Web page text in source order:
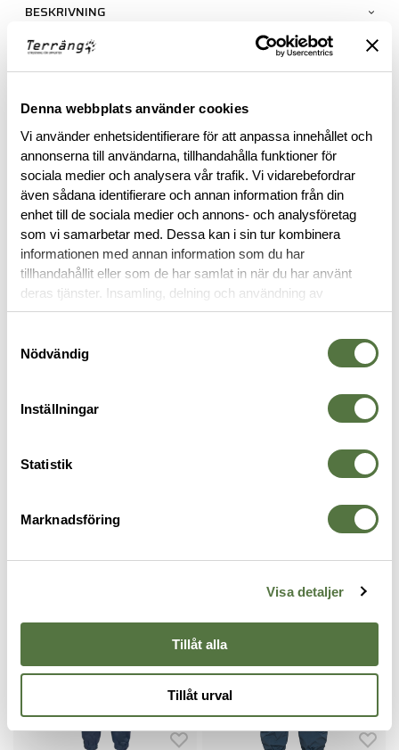
Denna webbplats använder cookies
Vi använder enhetsidentifierare för att anpassa innehållet och
annonserna till användarna, tillhandahålla funktioner för
sociala medier och analysera vår trafik. Vi vidarebefordrar
även sådana identifierare och annan information från din
enhet till de sociala medier och annons- och analysföretag
som vi samarbetar med. Dessa kan i sin tur kombinera
informationen med annan information som du har
tillhandahållit eller som de har samlat in när du har använt
deras tjänster. Insamling, delning och användning av
personuppgifter kan användas för personalisering av
Nödvändig
Inställningar
Statistik
Marknadsföring
Visa detaljer
Tillåt alla
Tillåt urval
BESKRIVNING
OM VARUMÄRKET
RELATERADE PRODUKTER
Legitimering krävs
Legitimering krävs